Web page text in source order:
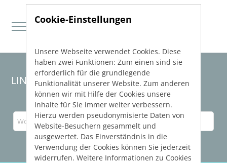
Direkt zur Hauptnavigation springen
Direkt zum Inhalt springen
LINEAR Solutions 24 für Revit
Cookie-Einstellungen
Unsere Webseite verwendet Cookies. Diese
haben zwei Funktionen: Zum einen sind sie
erforderlich für die grundlegende
Funktionalität unserer Website. Zum anderen
können wir mit Hilfe der Cookies unsere
Inhalte für Sie immer weiter verbessern.
Hierzu werden pseudonymisierte Daten von
Website-Besuchern gesammelt und
ausgewertet. Das Einverständnis in die
Verwendung der Cookies können Sie jederzeit
widerrufen. Weitere Informationen zu Cookies